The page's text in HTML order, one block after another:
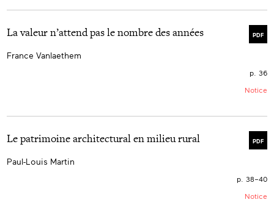
PDF
La valeur n’attend pas le nombre des années
France Vanlaethem
p. 36
Notice
PDF
Le patrimoine architectural en milieu rural
Paul-Louis Martin
p. 38–40
Notice